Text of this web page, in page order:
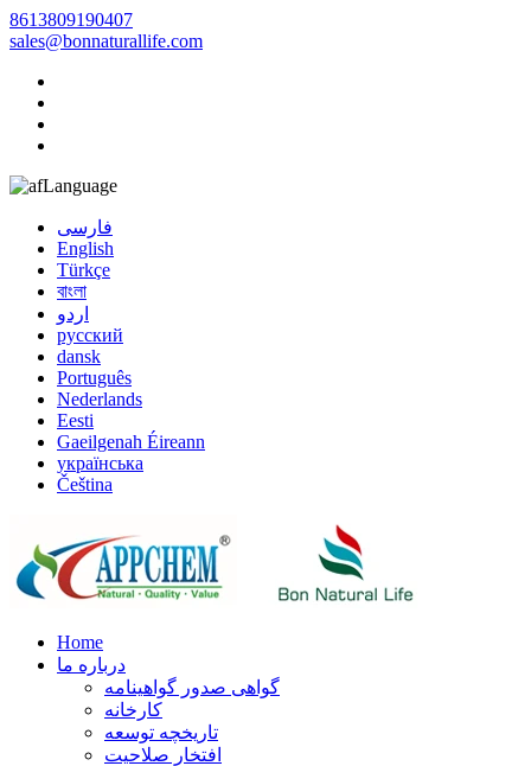
8613809190407
sales@bonnaturallife.com
Language
فارسی
English
Türkçe
বাংলা
اردو
русский
dansk
Português
Nederlands
Eesti
Gaeilgenah Éireann
українська
Čeština
Home
درباره ما
گواهی صدور گواهینامه
کارخانه
تاریخچه توسعه
افتخار صلاحیت